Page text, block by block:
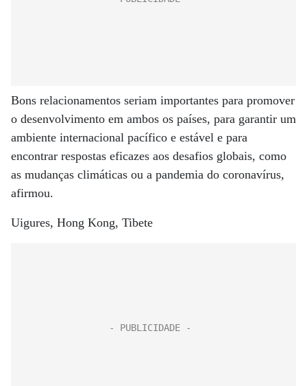
Bons relacionamentos seriam importantes para promover
o desenvolvimento em ambos os países, para garantir um
ambiente internacional pacífico e estável e para
encontrar respostas eficazes aos desafios globais, como
as mudanças climáticas ou a pandemia do coronavírus,
afirmou.
Uigures, Hong Kong, Tibete